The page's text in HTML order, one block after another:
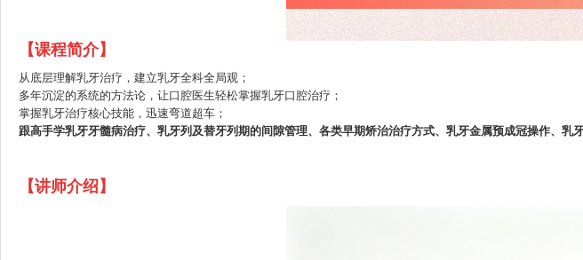
【课程简介】
从底层理解乳牙治疗，建立乳牙全科全局观；
多年沉淀的系统的方法论，让口腔医生轻松掌握乳牙口腔治疗；
掌握乳牙治疗核心技能，迅速弯道超车；
跟高手学乳牙牙髓病治疗、乳牙列及替牙列期的间隙管理、各类早期矫治治疗方式、乳牙金属预成冠操作、乳
【讲师介绍】